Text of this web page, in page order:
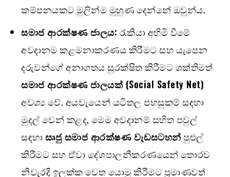
කම්පනයකට මුලින්ම මුහුණ දෙන්නේ ඔවුන්ය.
සමාජ ආරක්ෂණ ජාලය: රැකියා අහිමි වීමේ
අවදානම කළමනාකරණය කිරීමට සහ යැපෙන
දරුවන්ගේ අනාගතය සුරක්ෂිත කිරීමට ශක්තිමත්
සමාජ ආරක්ෂණ ජාලයක් (Social Safety Net)
අවශ්‍ය වේ. අයවැයෙන් යටිතල පහසුකම් සඳහා
මුදල් වෙන් කළද, මෙම අවදානම් සහිත පවුල්
සඳහාසෘජු සමාජ ආරක්ෂණ වැඩසටහන්පුළුල්
කිරීමට සහ ඒවා දේශපාලනීකරණයෙන් තොරව
නිවැරදි ඉලක්ක වෙත යොමු කිරීමට ප්‍රමාණවත්